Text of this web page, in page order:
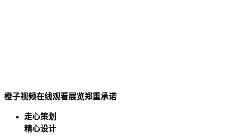
橙子视频在线观看展览郑重承诺
走心策划
精心设计